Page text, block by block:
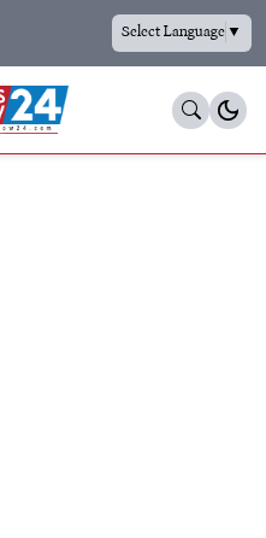
Select Language▼